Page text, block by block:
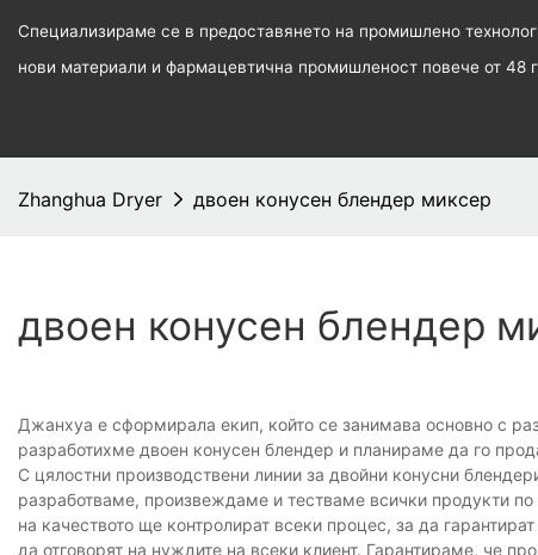
Специализираме се в предоставянето на промишлено
нови материали и фармацевтична промишленост повече от 48
Zhanghua Dryer двоен конусен блендер миксер
двоен конусен блендер
Джанхуа е сформирала екип, който се занимава основно с
разработихме двоен конусен блендер и планираме да го
С цялостни производствени линии за двойни конусни
разработваме, произвеждаме и тестваме всички продукти
на качеството ще контролират всеки процес, за да
да отговорят на нуждите на всеки клиент. Гарантираме, че